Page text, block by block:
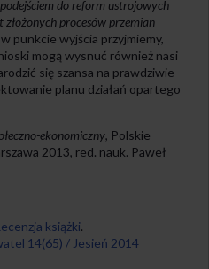
do reform ustrojowych
złożonych procesów przemian
w punkcie wyjścia przyjmiemy,
mogą wysnuć również nasi
się szansa na prawdziwie
planu działań opartego
ekonomiczny, Polskie
2013, red. nauk. Paweł
książki
14(65) / Jesień 2014